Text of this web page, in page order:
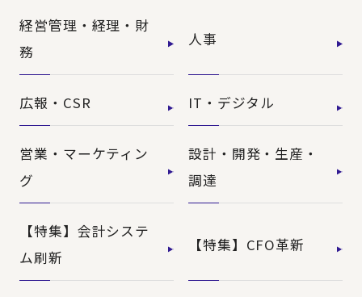
経営管理・経理・財
務
人事
広報・CSR IT・デジタル
営業・マーケティン
グ
設計・開発・生産・
調達
【特集】会計システ
ム刷新
【特集】CFO革新